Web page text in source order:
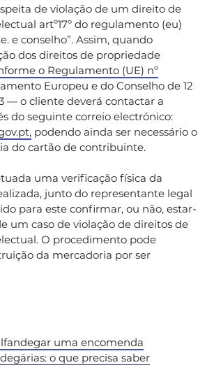
de violação de um direito de
artº17º do regulamento (eu)
e conselho”. Assim, quando
dos direitos de propriedade
o Regulamento (UE) nº
Europeu e do Conselho de 12
— o cliente deverá contactar a
do seguinte correio electrónico:
, podendo ainda ser necessário o
do cartão de contribuinte.
uma verificação física da
junto do representante legal
para este confirmar, ou não, estar-
um caso de violação de direitos de
O procedimento pode
da mercadoria por ser
uma encomenda
o que precisa saber